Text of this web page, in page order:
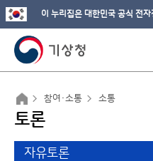
이 누리집은 대한민국 공식 전
참여·소통 소통
토론
자유토론